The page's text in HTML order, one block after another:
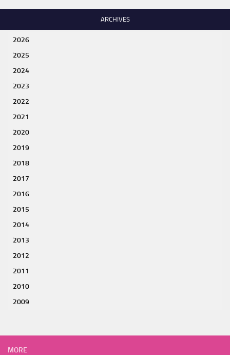
ARCHIVES
2026
2025
2024
2023
2022
2021
2020
2019
2018
2017
2016
2015
2014
2013
2012
2011
2010
2009
MORE